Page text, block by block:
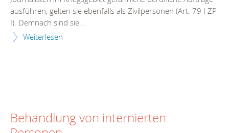
ausführen, gelten sie ebenfalls als Zivilpersonen (Art. 79 I ZP
I). Demnach sind sie...
Weiterlesen
Behandlung von internierten